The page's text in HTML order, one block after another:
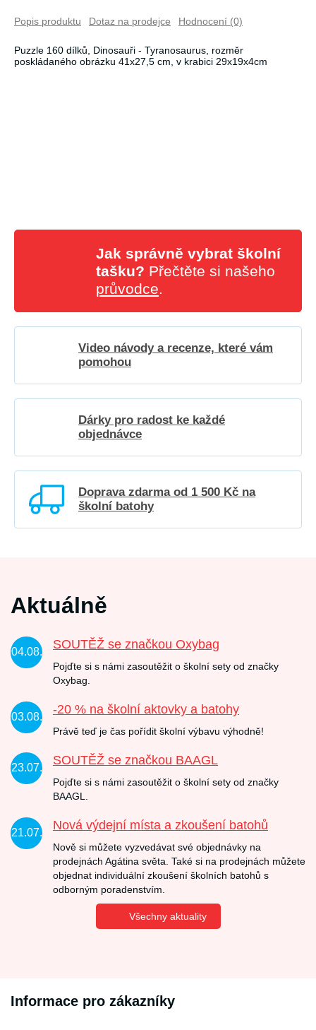
Popis produktu Dotaz na prodejce Hodnocení (0)
Puzzle 160 dílků, Dinosauři - Tyranosaurus, rozměr
poskládaného obrázku 41x27,5 cm, v krabici 29x19x4cm
Jak správně vybrat školní
tašku? Přečtěte si našeho
průvodce.
Video návody a recenze, které vám
pomohou
Dárky pro radost ke každé
objednávce
Doprava zdarma od 1 500 Kč na
školní batohy
Aktuálně
04.08.
SOUTĚŽ se značkou Oxybag
Pojďte si s námi zasoutěžit o školní sety od značky
Oxybag.
03.08.
-20 % na školní aktovky a batohy
Právě teď je čas pořídit školní výbavu výhodně!
23.07.
SOUTĚŽ se značkou BAAGL
Pojďte si s námi zasoutěžit o školní sety od značky
BAAGL.
21.07.
Nová výdejní místa a zkoušení batohů
Nově si můžete vyzvedávat své objednávky na
prodejnách Agátina světa. Také si na prodejnách můžete
objednat individuální zkoušení školních batohů s
odborným poradenstvím.
Všechny aktuality
Informace pro zákazníky